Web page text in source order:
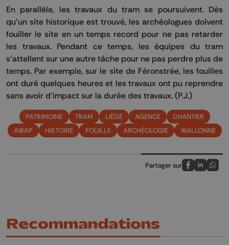
En parallèle, les travaux du tram se poursuivent.Dès
qu’un site historique est trouvé, les archéologues doivent
fouiller le site en un temps record pour ne pas retarder
les travaux.Pendant ce temps, les équipes du tram
s'attellent sur une autre tâche pour ne pas perdre plus de
temps. Par exemple, sur le site de Féronstrée, les fouilles
ont duré quelques heures et les travaux ont pu reprendre
sans avoir d’impact sur la durée des travaux. (P.J.)
PATRIMOINE TRAM LIÈGE AGENCE
CHANTIER
AWAP
HISTOIRE FOUILLE ARCHÉOLOGIE WALLONNE
Partager sur
Partagez sur
Partagez
Recommandations